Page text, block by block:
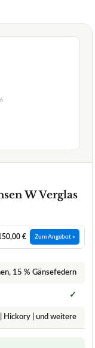
W Verglas
€ Zum Angebot »
15 % Gänsefedern
✓
| Hickory | und weitere